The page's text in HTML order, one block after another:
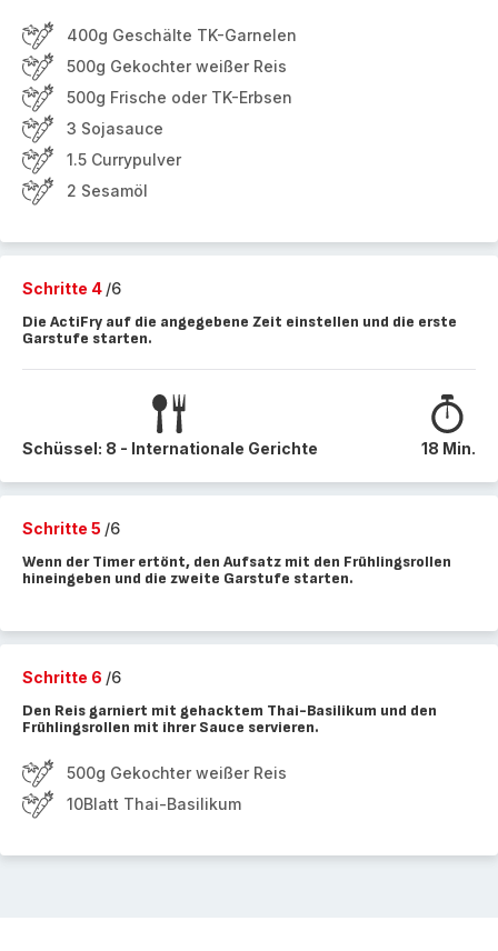
400g Geschälte TK-Garnelen
500g Gekochter weißer Reis
500g Frische oder TK-Erbsen
3 Sojasauce
1.5 Currypulver
2 Sesamöl
Schritte 4 /6
Die ActiFry auf die angegebene Zeit einstellen und die erste
Garstufe starten.
Schüssel: 8 - Internationale Gerichte 18 Min.
Schritte 5 /6
Wenn der Timer ertönt, den Aufsatz mit den Frühlingsrollen
hineingeben und die zweite Garstufe starten.
Schritte 6 /6
Den Reis garniert mit gehacktem Thai-Basilikum und den
Frühlingsrollen mit ihrer Sauce servieren.
500g Gekochter weißer Reis
10Blatt Thai-Basilikum